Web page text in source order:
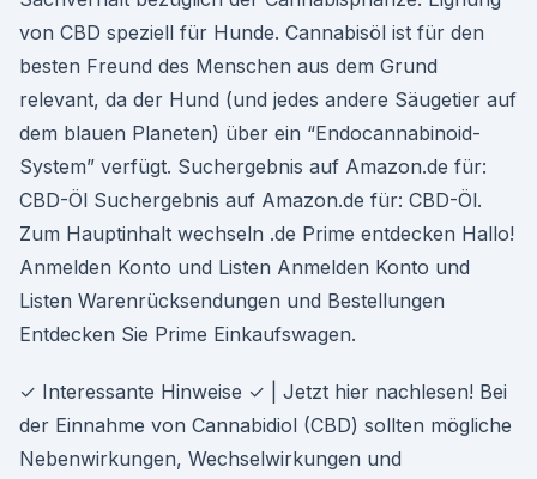
von CBD speziell für Hunde. Cannabisöl ist für den
besten Freund des Menschen aus dem Grund
relevant, da der Hund (und jedes andere Säugetier auf
dem blauen Planeten) über ein “Endocannabinoid-
System” verfügt. Suchergebnis auf Amazon.de für:
CBD-Öl Suchergebnis auf Amazon.de für: CBD-Öl.
Zum Hauptinhalt wechseln .de Prime entdecken Hallo!
Anmelden Konto und Listen Anmelden Konto und
Listen Warenrücksendungen und Bestellungen
Entdecken Sie Prime Einkaufswagen.
✓ Interessante Hinweise ✓ | Jetzt hier nachlesen! Bei
der Einnahme von Cannabidiol (CBD) sollten mögliche
Nebenwirkungen, Wechselwirkungen und